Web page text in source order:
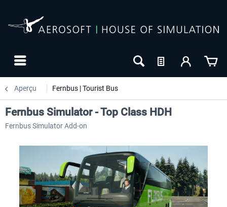
Aperçu Fernbus | Tourist Bus
Fernbus Simulator - Top Class HDH
Fernbus Simulator Add-on